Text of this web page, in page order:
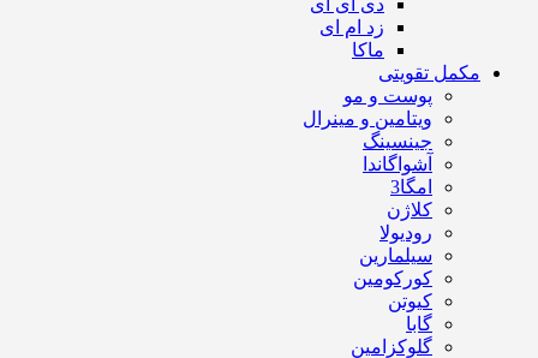
دی ای ای
زد ام ای
ماکا
مکمل تقویتی
پوست و مو
ویتامین و مینرال
جینسینگ
آشواگاندا
امگا3
کلاژن
رودیولا
سیلمارین
کورکومین
کیوتن
گابا
گلوکزامین